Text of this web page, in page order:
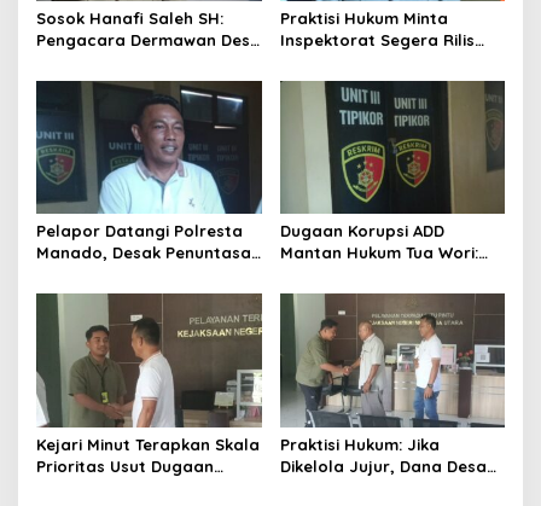
Sosok Hanafi Saleh SH:
Pengacara Dermawan Desa
Menang 3 Perkara Sehari
Praktisi Hukum Minta
Inspektorat Segera Rilis
Wori 2025
Pelapor Datangi Polresta
Manado, Desak Penuntasan
Tua Wori
Dugaan Korupsi ADD
Mantan Hukum Tua Wori:
Hasil Audit Inspektorat
Kejari Minut Terapkan Skala
Prioritas Usut Dugaan
Praktisi Hukum: Jika
Dikelola Jujur, Dana Desa